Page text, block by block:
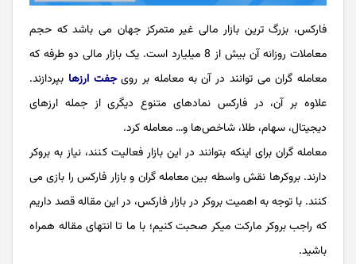
فارکس، بزرگ ‌ترین بازار مالی غیر متمرکز جهان می باشد که حجم
معاملات روزانه آن بیش از 8 میلیارد است. یک بازار مالی دو طرفه که
معامله گران می توانند در آن به معامله بر رویجفت ارزها بپردازند.
علاوه بر آن، در فارکس نمادهای متنوع دیگری از جمله ارزهای
دیجیتال، سهام، طلا، شاخص‌ها و… معامله کرد.
معامله گران برای اینکه بتوانند در این بازار فعالیت کنند، نیاز به بروکر
دارند. بروکرها نقش واسطه بین معامله گران و بازار فارکس را بازی می
کنند. با توجه به اهمیت بروکر در بازار فارکس، در این مقاله قصد داریم
که راجب بروکر مارکت میکر صحبت کنیم؛ با ما تا انتهای مقاله همراه
باشید.